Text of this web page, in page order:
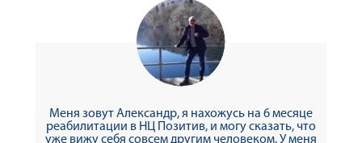
Меня зовут Александр, я нахожусь на 6 месяце
реабилитации в НЦ Позитив, и могу сказать, что
уже вижу себя совсем другим человеком. У меня